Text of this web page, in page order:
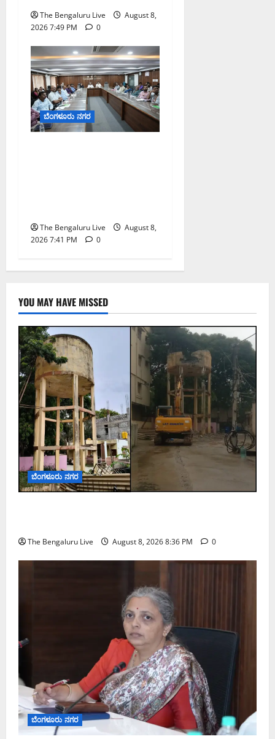
The Bengaluru Live
August 8,
2026 7:49 PM
0
ಬೆಂಗಳೂರು ನಗರ
The Bengaluru Live
August 8,
2026 7:41 PM
0
YOU MAY HAVE MISSED
ಬೆಂಗಳೂರು ನಗರ
The Bengaluru Live August 8, 2026 8:36 PM 0
ಬೆಂಗಳೂರು ನಗರ